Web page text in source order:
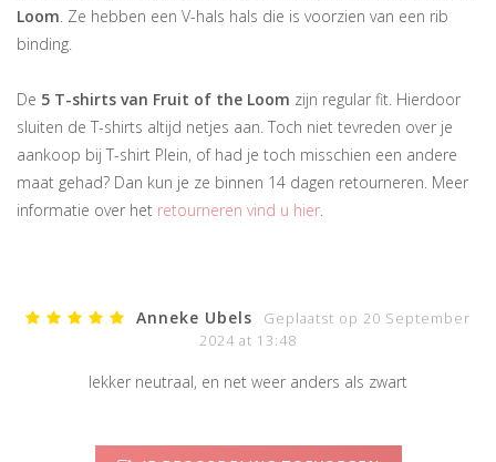
Loom. Ze hebben een V-hals hals die is voorzien van een rib
binding.
De 5 T-shirts van Fruit of the Loom zijn regular fit. Hierdoor
sluiten de T-shirts altijd netjes aan. Toch niet tevreden over je
aankoop bij T-shirt Plein, of had je toch misschien een andere
maat gehad? Dan kun je ze binnen 14 dagen retourneren. Meer
informatie over het retourneren vind u hier.
Anneke Ubels
Geplaatst op 20 September
2024 at 13:48
lekker neutraal, en net weer anders als zwart